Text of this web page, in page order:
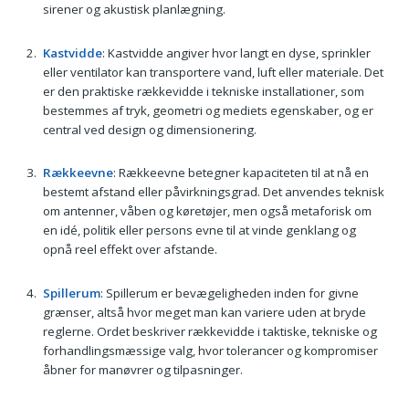
sirener og akustisk planlægning.
Kastvidde: Kastvidde angiver hvor langt en dyse, sprinkler
eller ventilator kan transportere vand, luft eller materiale. Det
er den praktiske rækkevidde i tekniske installationer, som
bestemmes af tryk, geometri og mediets egenskaber, og er
central ved design og dimensionering.
Rækkeevne: Rækkeevne betegner kapaciteten til at nå en
bestemt afstand eller påvirkningsgrad. Det anvendes teknisk
om antenner, våben og køretøjer, men også metaforisk om
en idé, politik eller persons evne til at vinde genklang og
opnå reel effekt over afstande.
Spillerum: Spillerum er bevægeligheden inden for givne
grænser, altså hvor meget man kan variere uden at bryde
reglerne. Ordet beskriver rækkevidde i taktiske, tekniske og
forhandlingsmæssige valg, hvor tolerancer og kompromiser
åbner for manøvrer og tilpasninger.